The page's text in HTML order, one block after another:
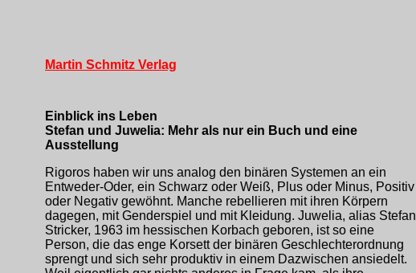
Martin Schmitz Verlag
Einblick ins Leben
Stefan und Juwelia: Mehr als nur ein Buch und eine
Ausstellung
Rigoros haben wir uns analog den binären Systemen an ein
Entweder-Oder, ein Schwarz oder Weiß, Plus oder Minus, Positiv
oder Negativ gewöhnt. Manche rebellieren mit ihren Körpern
dagegen, mit Genderspiel und mit Kleidung. Juwelia, alias Stefan
Stricker, 1963 im hessischen Korbach geboren, ist so eine
Person, die das enge Korsett der binären Geschlechterordnung
sprengt und sich sehr produktiv in einem Dazwischen ansiedelt.